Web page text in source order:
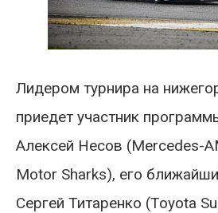
Лидером турнира на
приедет участник
Алексей Несов (Mercedes-
Motor Sharks), его
Сергей Титаренко (Toyota